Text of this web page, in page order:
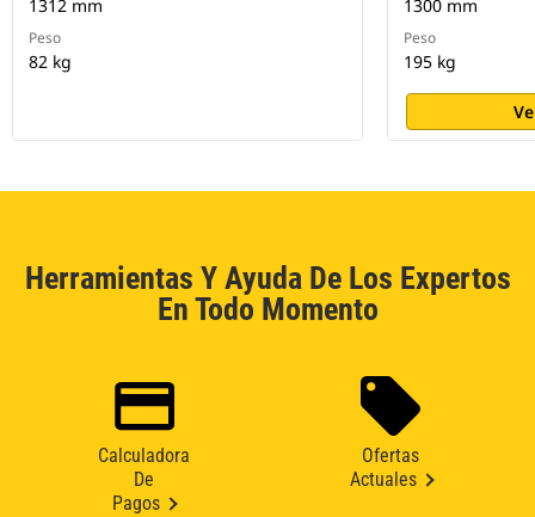
1312 mm
Peso
82 kg
1300 mm
Peso
195 kg
Herramientas Y Ayuda De Los Expertos
En Todo Momento
Calculadora
De
Pagos
Ofertas
Actuales